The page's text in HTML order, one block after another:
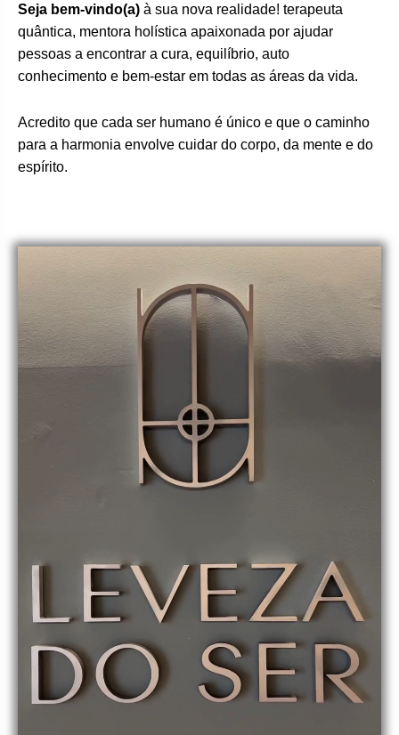
Seja bem-vindo(a) à sua nova realidade! terapeuta
quântica, mentora holística apaixonada por ajudar
pessoas a encontrar a cura, equilíbrio, auto
conhecimento e bem-estar em todas as áreas da vida.
Acredito que cada ser humano é único e que o caminho
para a harmonia envolve cuidar do corpo, da mente e do
espírito.